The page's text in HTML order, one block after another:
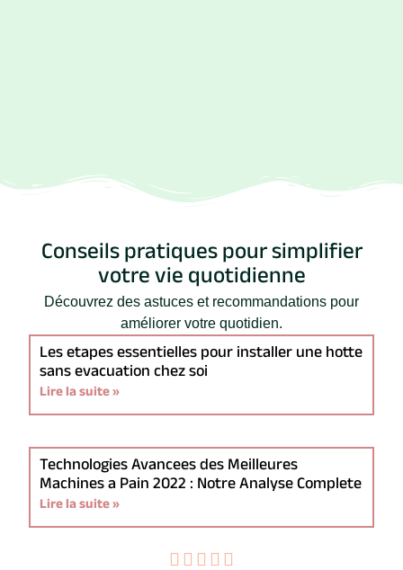
Conseils pratiques pour simplifier
votre vie quotidienne
Découvrez des astuces et recommandations pour
améliorer votre quotidien.
Les etapes essentielles pour installer une hotte
sans evacuation chez soi
Lire la suite »
Technologies Avancees des Meilleures
Machines a Pain 2022 : Notre Analyse Complete
Lire la suite »
    